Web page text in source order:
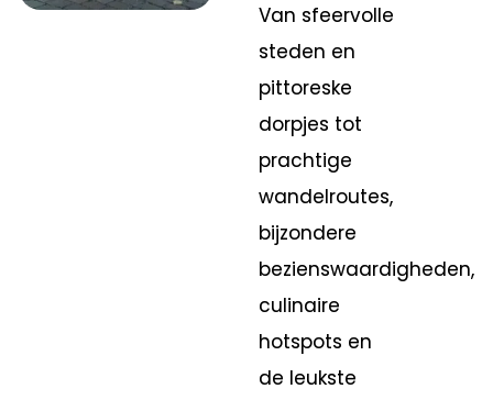
Van sfeervolle
steden en
pittoreske
dorpjes tot
prachtige
wandelroutes,
bijzondere
bezienswaardigheden,
culinaire
hotspots en
de leukste